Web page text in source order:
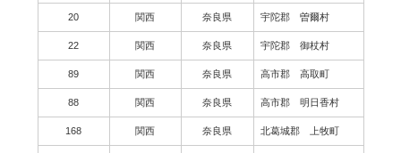
20 関西 奈良県 宇陀郡 曽爾村
22 関西 奈良県 宇陀郡 御杖村
89 関西 奈良県 高市郡 高取町
88 関西 奈良県 高市郡 明日香村
168 関西 奈良県 北葛城郡 上牧町